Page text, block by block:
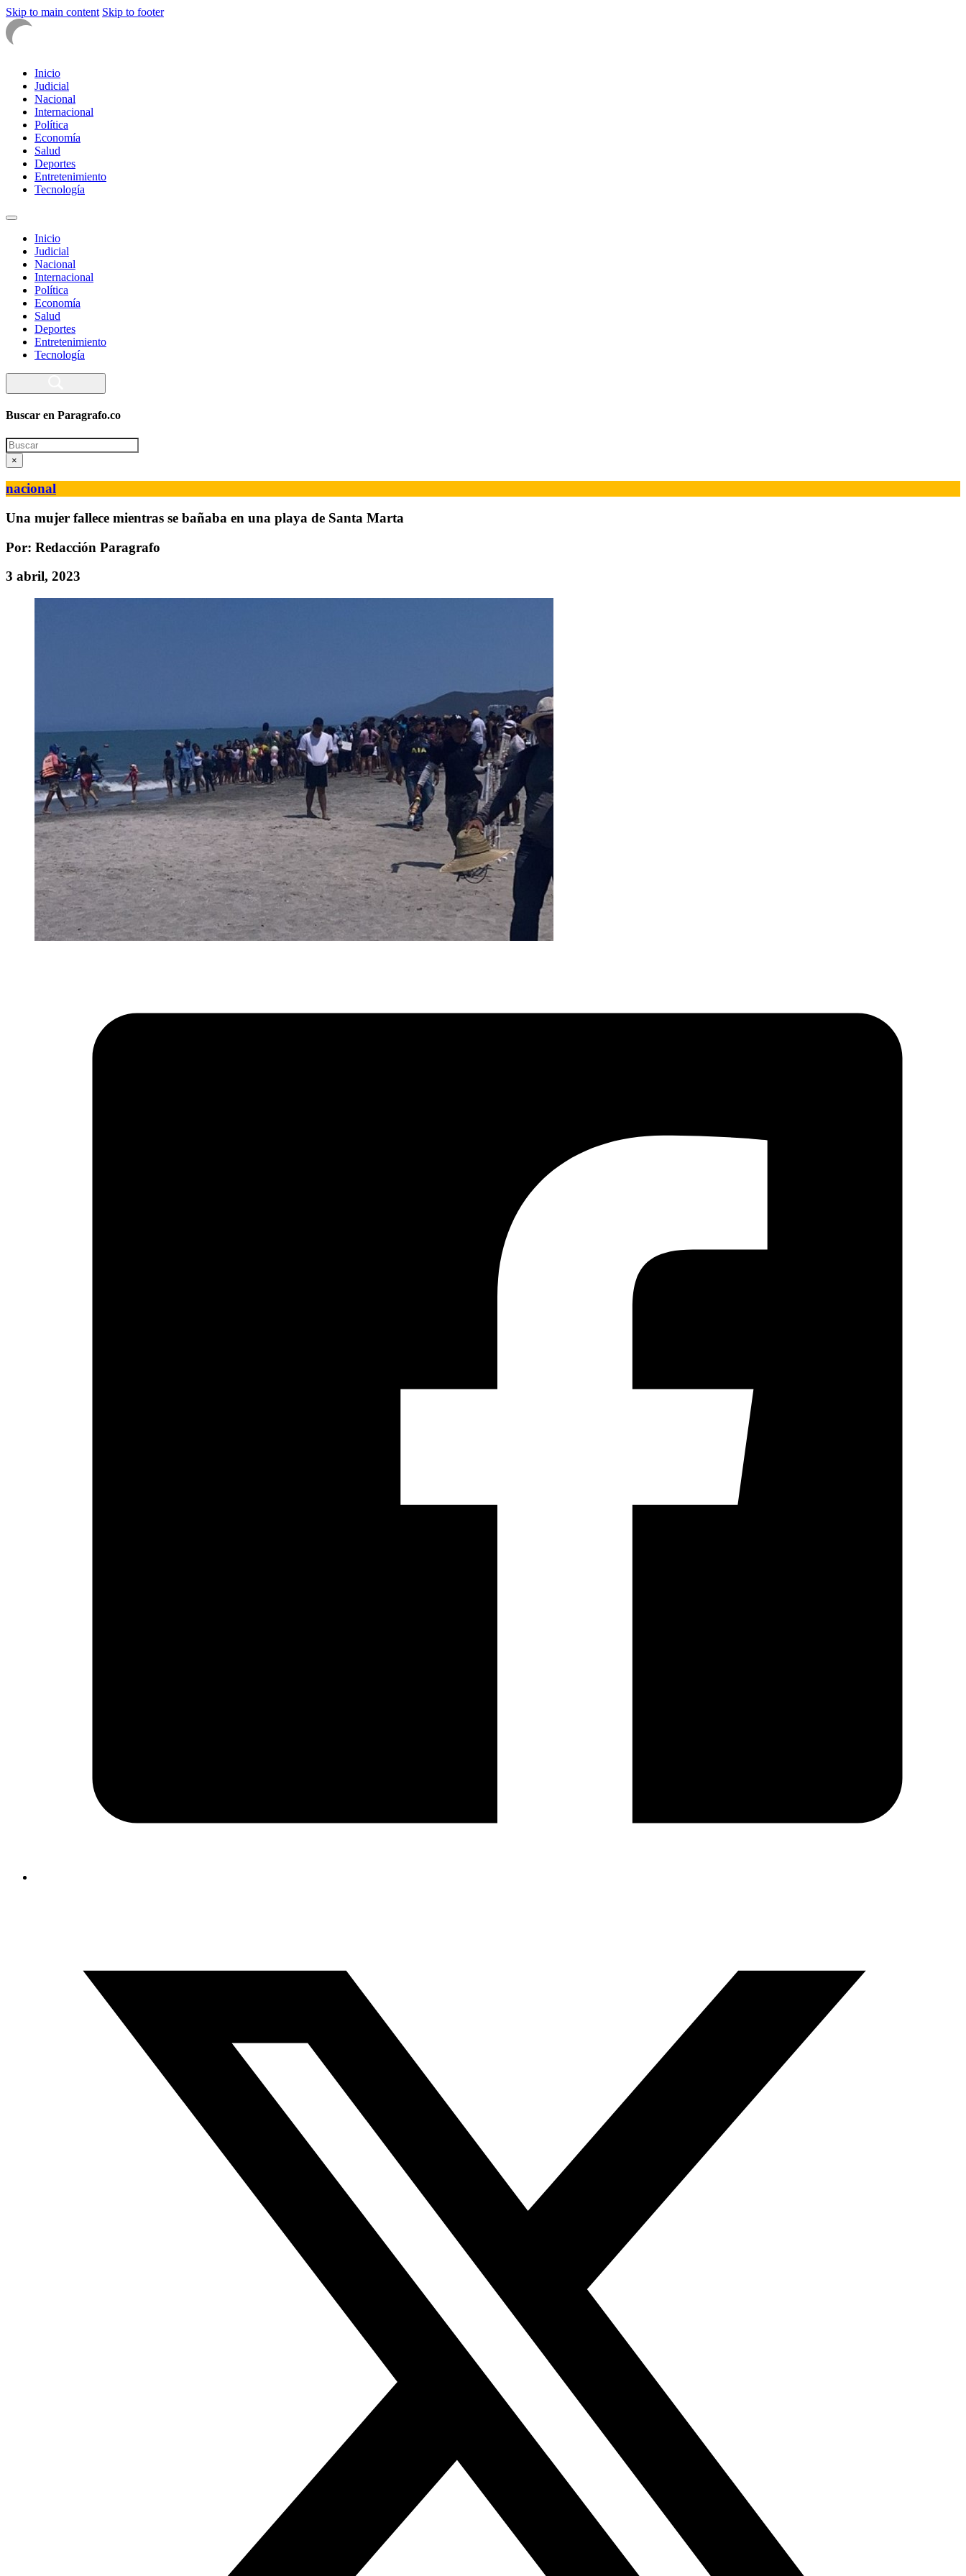
Skip to main content Skip to footer
Inicio
Judicial
Nacional
Internacional
Política
Economía
Salud
Deportes
Entretenimiento
Tecnología
Inicio
Judicial
Nacional
Internacional
Política
Economía
Salud
Deportes
Entretenimiento
Tecnología
Buscar en Paragrafo.co
Search
×
nacional
Una mujer fallece mientras se bañaba en una playa de Santa Marta
Por: Redacción Paragrafo
3 abril, 2023